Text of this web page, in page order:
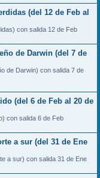
(del 12 de Feb al
con salida 12 de Feb
de Darwin (del 7 de
de Darwin) con salida 7 de
(del 6 de Feb al 20 de
con salida 6 de Feb
a sur (del 31 de Ene
a sur) con salida 31 de Ene